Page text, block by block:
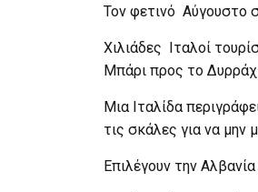
Τον φετινό Αύγουστο
Χιλιάδες Ιταλοί
Μπάρι προς το
Μια Ιταλίδα
τις σκάλες για να μην
Επιλέγουν την